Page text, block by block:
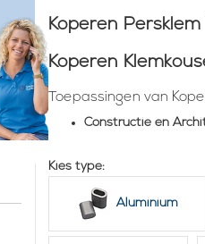
Koperen
Koperen
Toepassingen van
Constructie en
Vervoer en Logistiek
Voordelen van
Sterkte en
Kies type:
Aluminium